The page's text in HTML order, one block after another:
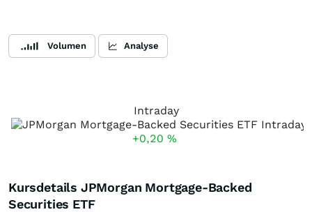
Volumen Analyse
Intraday
+0,20 %
Kursdetails JPMorgan Mortgage-Backed
Securities ETF